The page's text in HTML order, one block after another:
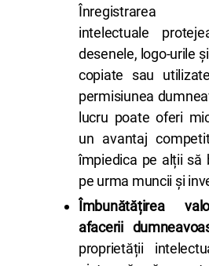
Înregistrarea
intelectuale
desenele, logo-urile
copiate sau
permisiunea
lucru poate oferi
un avantaj
împiedica pe alții să
pe urma muncii și
Îmbunătățirea
afacerii
proprietății